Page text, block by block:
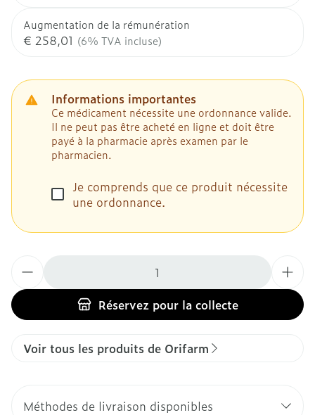
Augmentation de la rémunération
€ 258,01 (6% TVA incluse)
Informations importantes
Ce médicament nécessite une ordonnance valide.
Il ne peut pas être acheté en ligne et doit être
payé à la pharmacie après examen par le
pharmacien.
Je comprends que ce produit nécessite
une ordonnance.
Réservezpour la collecte
Voir tous les produits de Orifarm
Méthodes de livraison disponibles